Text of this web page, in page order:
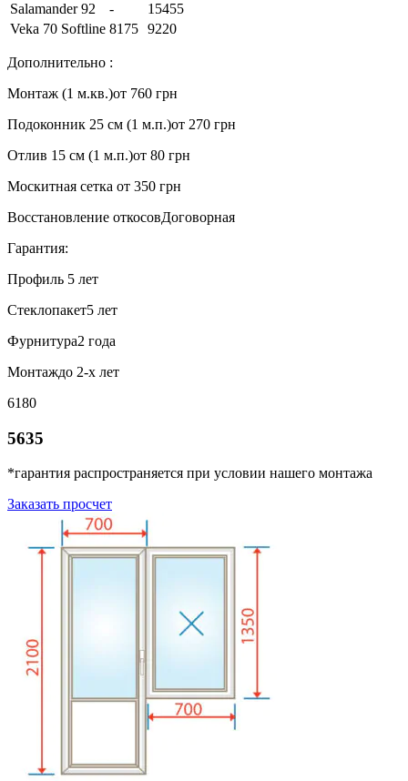
Salamander 92 -
15455
Veka 70 Softline 8175 9220
Дополнительно :
Монтаж (1 м.кв.)от 760 грн
Подоконник 25 см (1 м.п.)от 270 грн
Отлив 15 см (1 м.п.)от 80 грн
Москитная сетка от 350 грн
Восстановление откосовДоговорная
Гарантия:
Профиль 5 лет
Стеклопакет5 лет
Фурнитура2 года
Монтаждо 2-х лет
6180
5635
*гарантия распространяется при условии нашего монтажа
Заказать просчет